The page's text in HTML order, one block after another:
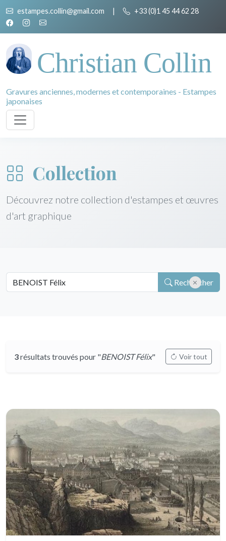
estampes.collin@gmail.com | +33 (0)1 45 44 62 28
Christian Collin
Gravures anciennes, modernes et contemporaines - Estampes
japonaises
Collection
Découvrez notre collection d'estampes et œuvres
d'art graphique
Rechercher
3résultats trouvés pour "BENOIST Félix" Voir tout